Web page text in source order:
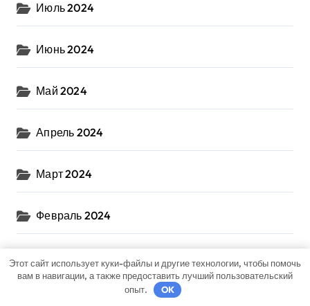
Июль 2024
Июнь 2024
Май 2024
Апрель 2024
Март 2024
Февраль 2024
Декабрь 2023
Этот сайт использует куки-файлы и другие технологии, чтобы помочь
вам в навигации, а также предоставить лучший пользовательский
опыт.
OK